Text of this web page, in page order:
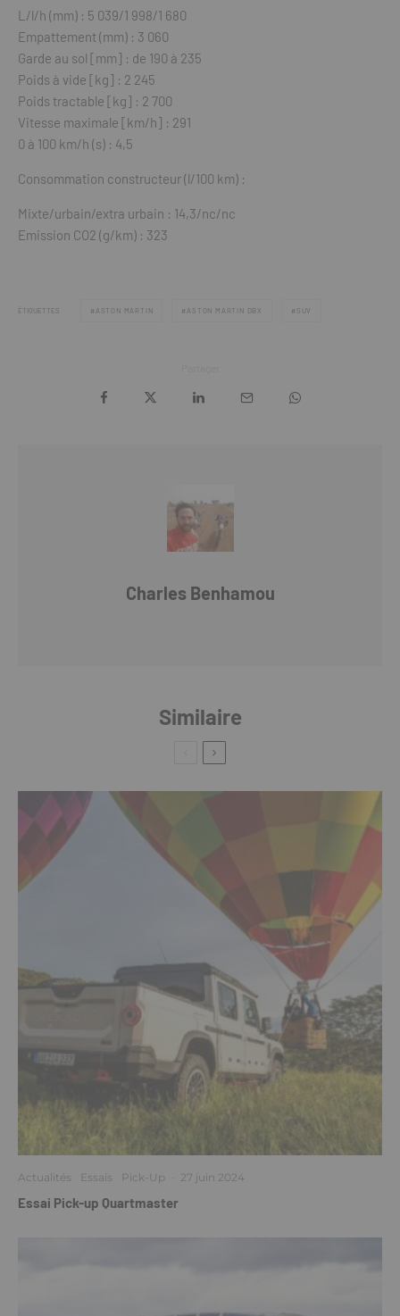
L/l/h (mm) : 5 039/1 998/1 680
Empattement (mm) : 3 060
Garde au sol [mm] : de 190 à 235
Poids à vide [kg] : 2 245
Poids tractable [kg] : 2 700
Vitesse maximale [km/h] : 291
0 à 100 km/h (s) : 4,5
Consommation constructeur (l/100 km) :
Mixte/urbain/extra urbain : 14,3/nc/nc
Emission CO2 (g/km) : 323
ÉTIQUETTES ASTON MARTIN ASTON MARTIN DBX SUV
Charles Benhamou
Similaire
Actualités Essais Pick-Up · 27 juin 2024
Essai Pick-up Quartmaster